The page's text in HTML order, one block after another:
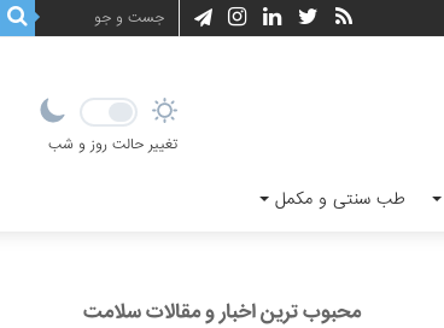
تغییر حالت روز و شب
طب سنتی و مکمل
محبوب ترین اخبار و مقالات سلامت